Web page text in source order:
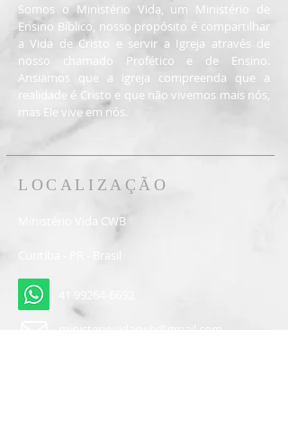
Somos o Ministério Vida, um Ministério de
Ensino Bíblico, nosso propósito é compartilhar
a Vida de Cristo e servir a Igreja através de
nosso chamado Profético e de Ensino.
Ansiamos que a igreja compreenda que a
realidade é Cristo e que não vivemos mais nós,
mas Ele vive em nós.
LOCALIZAÇÃO
Ministério Vida CWB